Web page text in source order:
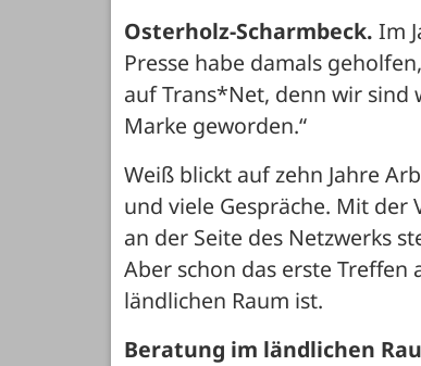
Osterholz-Scharmbeck. Im
Presse habe damals
auf Trans*Net, denn wir
Marke geworden.“
Weiß blickt auf zehn Jahre
und viele Gespräche. Mit
an der Seite des Netzwerks
Aber schon das erste
ländlichen Raum ist.
Beratung im ländlichen